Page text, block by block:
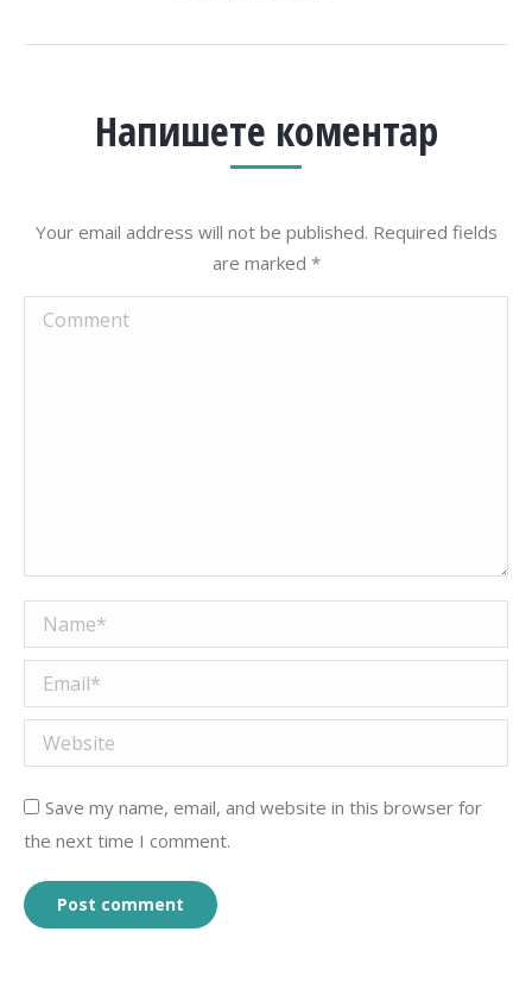
Напишете коментар
Your email address will not be published. Required fields
are marked *
Comment
Name *
Email *
Website
Save my name, email, and website in this browser for
the next time I comment.
Post comment